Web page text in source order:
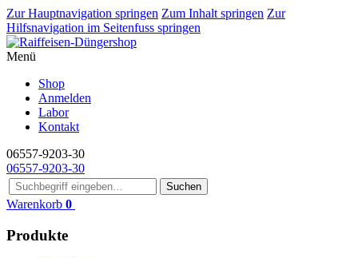
Zur Hauptnavigation springen Zum Inhalt springen Zur
Hilfsnavigation im Seitenfuss springen
Menü
Shop
Anmelden
Labor
Kontakt
06557-9203-30
06557-9203-30
Suchen
Warenkorb 0
Produkte